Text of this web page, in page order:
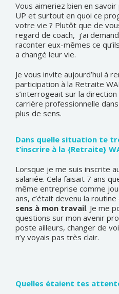
Vous aimeriez bien en savoir
UP et surtout en quoi ce
votre vie ? Plutôt que de
regard de coach, j’ai
raconter eux-mêmes ce
a changé leur vie.
Je vous invite aujourd’hui à
participation à la Retraite
s’interrogeait sur la direction
carrière professionnelle
plus de sens.
Dans quelle situation te
t’inscrire à la {Retraite}
Lorsque je me suis inscrite
salariée. Cela faisait 7 ans
même entreprise comme
ans, c’était devenu la
sens à mon travail. Je me
questions sur mon avenir
poste ailleurs, changer de
n’y voyais pas très clair.
Quelles étaient tes